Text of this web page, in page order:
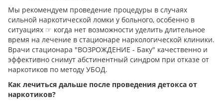
Мы рекомендуем проведение процедуры в случаях
сильной наркотической ломки у больного, особенно в
ситуациях ☞ когда нет возможности уделить длительное
время на лечение в стационаре наркологической клиники.
Врачи стационара "ВОЗРОЖДЕНИЕ - Баку" качественно и
эффективно снимут абстинентный синдром при отказе от
наркотиков по методу УБОД.
Как лечиться дальше после проведения детокса от
наркотиков?